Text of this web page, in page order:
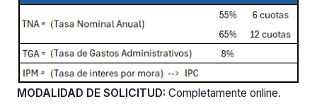
MODALIDAD DE SOLICITUD: Completamente online.